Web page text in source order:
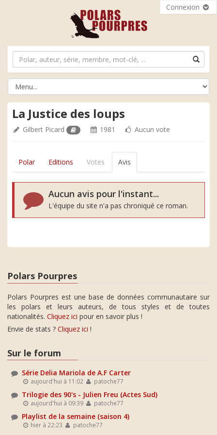
Connexion
La Justice des loups
Gilbert Picard 1981 Aucun vote
Polar Editions Votes Avis
Aucun avis pour l'instant...
L'équipe du site n'a pas chroniqué ce roman.
Polars Pourpres
Polars Pourpres est une base de données communautaire sur
les polars et leurs auteurs, de tous styles et de toutes
nationalités. Cliquez ici pour en savoir plus !
Envie de stats ? Cliquez ici !
Sur le forum
Série Delia Mariola de A.F Carter
aujourd'hui à 11:02 patoche77
Trilogie des 90's - Julien Freu (Actes Sud)
aujourd'hui à 09:39 patoche77
Playlist de la semaine (saison 4)
hier à 22:23 patoche77